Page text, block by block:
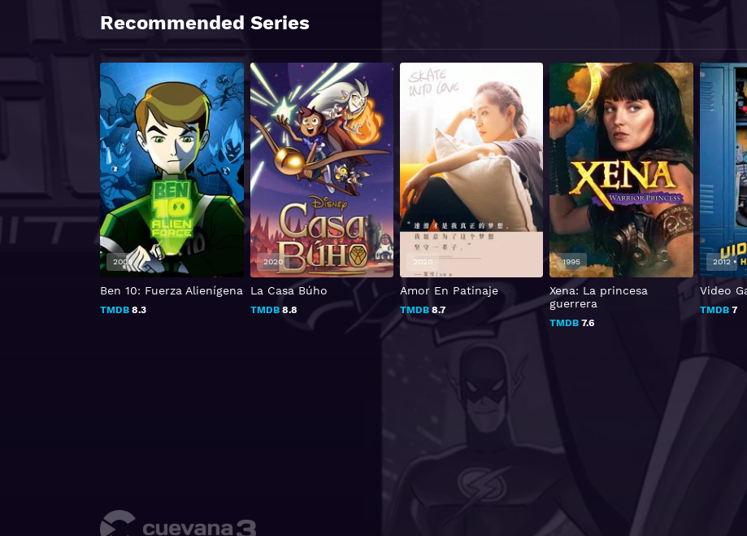
Recommended Series
Ben 10: Fuerza Alienígena
TMDB 8.3
2008
La Casa Búho
TMDB8.8
2020
Amor En Patinaje
TMDB8.7
2020
Xena: La princesa
guerrera
TMDB 7.6
1995
Video
TMDB7
2012